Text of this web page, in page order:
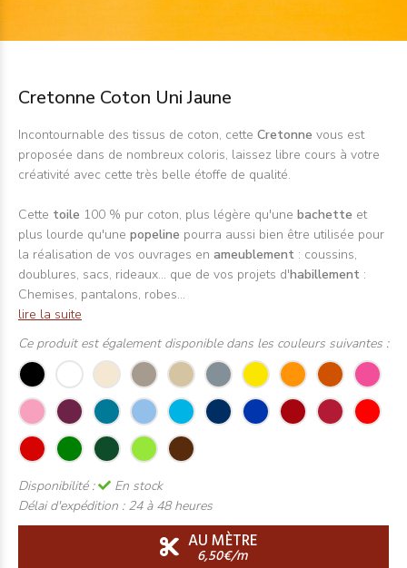
Cretonne Coton Uni Jaune
Incontournable des tissus de coton, cette Cretonne vous est
proposée dans de nombreux coloris, laissez libre cours à votre
créativité avec cette très belle étoffe de qualité.
Cette toile 100 % pur coton, plus légère qu'une bachette et
plus lourde qu'une popeline pourra aussi bien être utilisée pour
la réalisation de vos ouvrages en ameublement : coussins,
doublures, sacs, rideaux... que de vos projets d'habillement :
Chemises, pantalons, robes...
lire la suite
Ce produit est également disponible dans les couleurs suivantes :
Disponibilité :
En stock
Délai d'expédition : 24 à 48 heures
AU MÈTRE
6,50€/m